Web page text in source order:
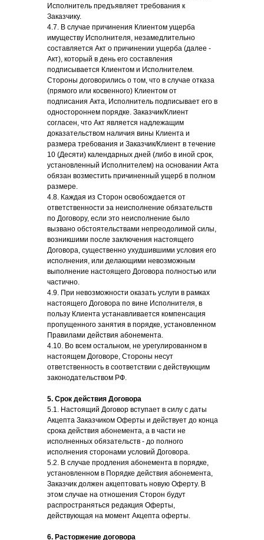
Исполнитель предъявляет требования к
Заказчику.
4.7. В случае причинения Клиентом ущерба
имуществу Исполнителя, незамедлительно
составляется Акт о причинении ущерба (далее -
Акт), который в день его составления
подписывается Клиентом и Исполнителем.
Стороны договорились о том, что в случае отказа
(прямого или косвенного) Клиентом от
подписания Акта, Исполнитель подписывает его в
одностороннем порядке. Заказчик/Клиент
согласен, что Акт является надлежащим
доказательством наличия вины Клиента и
размера требования и Заказчик/Клиент в течение
10 (Десяти) календарных дней (либо в иной срок,
установленный Исполнителем) на основании Акта
обязан возместить причиненный ущерб в полном
размере.
4.8. Каждая из Сторон освобождается от
ответственности за неисполнение обязательств
по Договору, если это неисполнение было
вызвано обстоятельствами непреодолимой силы,
возникшими после заключения настоящего
Договора, существенно ухудшившими условия его
исполнения, или делающими невозможным
выполнение настоящего Договора полностью или
частично.
4.9. При невозможности оказать услуги в рамках
настоящего Договора по вине Исполнителя, в
пользу Клиента устанавливается компенсация
пропущенного занятия в порядке, установленном
Правилами действия абонемента.
4.10. Во всем остальном, не урегулированном в
настоящем Договоре, Стороны несут
ответственность в соответствии с действующим
законодательством РФ.
5. Срок действия Договора
5.1. Настоящий Договор вступает в силу с даты
Акцепта Заказчиком Оферты и действует до конца
срока действия абонемента, а в части не
исполненных обязательств - до полного
исполнения сторонами условий Договора.
5.2. В случае продления абонемента в порядке,
установленном в Порядке действия абонемента,
Заказчик должен акцептовать новую Оферту. В
этом случае на отношения Сторон будут
распространяться редакция Оферты,
действующая на момент Акцепта оферты.
6. Расторжение договора